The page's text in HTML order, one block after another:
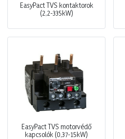
EasyPact TVS kontaktorok
(2,2-335kW)
EasyPact TVS motorvédő
kapcsolók (0,37-15kW)